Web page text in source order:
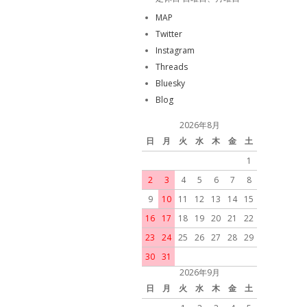
MAP
Twitter
Instagram
Threads
Bluesky
Blog
2026年8月
日
月 火 水 木 金
土
1
2
3 4 5 6 7
8
9
10 11 12 13 14
15
16
17 18 19 20 21
22
23
24 25 26 27 28 29
30 31
2026年9月
日
月 火 水 木 金
土